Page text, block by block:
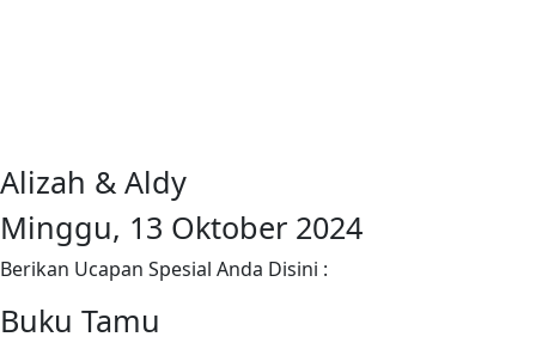
Alizah & Aldy
Minggu, 13 Oktober 2024
Berikan Ucapan Spesial Anda Disini :
Buku Tamu